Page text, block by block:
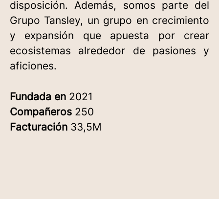
disposición. Además, somos parte del
Grupo Tansley, un grupo en crecimiento
y expansión que apuesta por crear
ecosistemas alrededor de pasiones y
aficiones.
Fundada en 2021
Compañeros 250
Facturación 33,5M